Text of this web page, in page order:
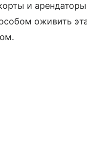
и
оживить